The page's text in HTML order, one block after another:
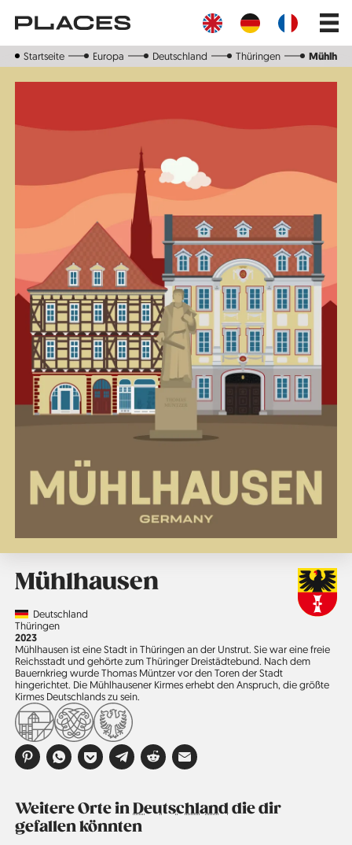
zum
Inhalt
Main
Startseite Europa Deutschland Thüringen
Mühlhausen
CountryDeutschland
Region
Thüringen
Jahr
2023
Mühlhausen ist eine Stadt in Thüringen an der Unstrut. Sie war eine freie
Reichsstadt und gehörte zum Thüringer Dreistädte­bund. Nach dem
Bauernkrieg wurde Thomas Müntzer vor den Toren der Stadt
hingerichtet. Die Mühlhausener Kirmes erhebt den Anspruch, die größte
Kirmes Deutschlands zu sein.
Weitere Orte inDeutschlanddie dir
gefallen könnten